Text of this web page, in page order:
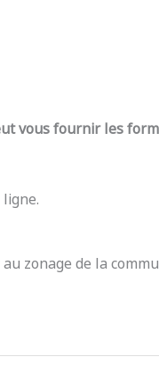
vous fournir les
zonage de la